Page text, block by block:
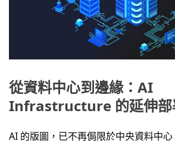
從資料中心到邊緣：AI
Infrastructure 的延伸部
AI 的版圖，已不再侷限於中央資料中